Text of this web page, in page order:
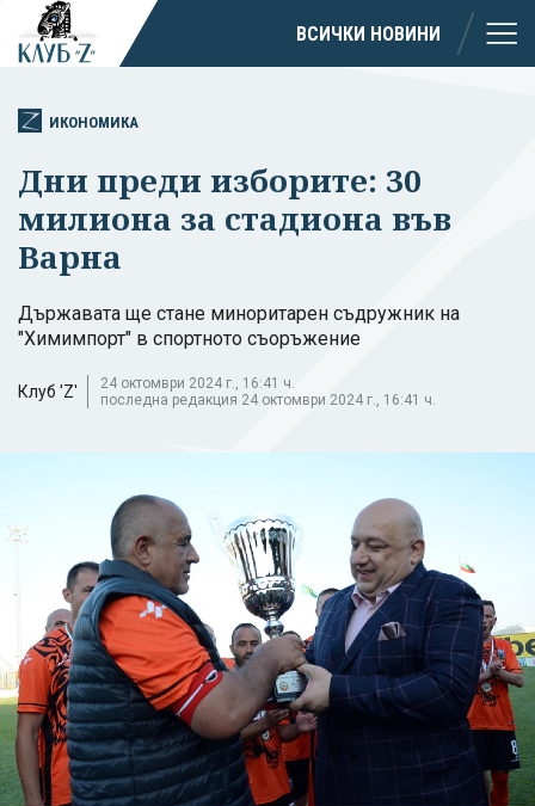
ВСИЧКИ НОВИНИ
ИКОНОМИКА
Дни преди изборите: 30
милиона за стадиона във
Варна
Държавата ще стане миноритарен съдружник на
"Химимпорт" в спортното съоръжение
Клуб 'Z'
24 октомври 2024 г., 16:41 ч.
последна редакция 24 октомври 2024 г., 16:41 ч.